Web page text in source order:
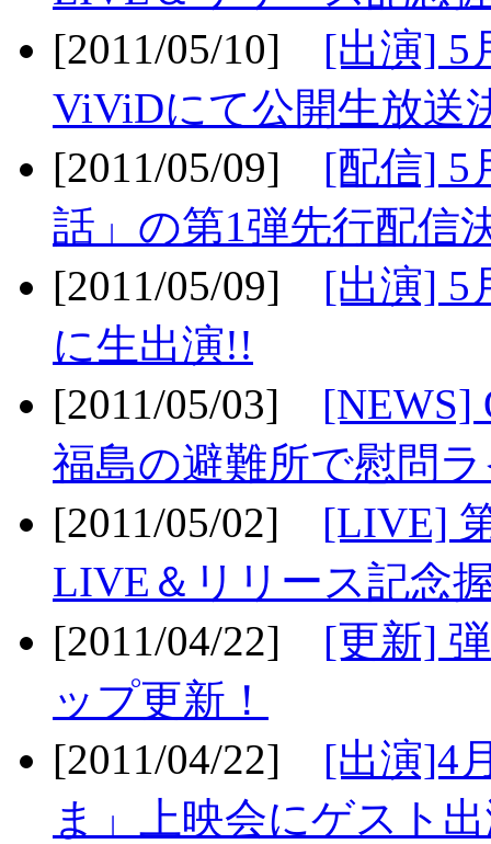
[2011/05/10] [出演] 5
ViViDにて公開生放送
[2011/05/09] [配信] 5
話」の第1弾先行配信
[2011/05/09] [出演] 5
に生出演!!
[2011/05/03] [NEWS]
福島の避難所で慰問
[2011/05/02] [LIVE]
LIVE＆リリース記念
[2011/04/22] [更新]
ップ更新！
[2011/04/22] [出演]4
ま」上映会にゲスト